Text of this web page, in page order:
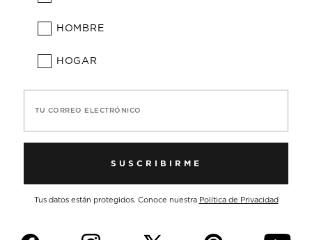
HOMBRE
HOGAR
TU CORREO ELECTRÓNICO
SUSCRIBIRME
Tus datos están protegidos. Conoce nuestra Política de Privacidad